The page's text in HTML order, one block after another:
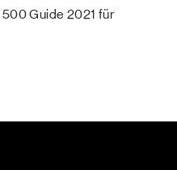
Guide 2021 für